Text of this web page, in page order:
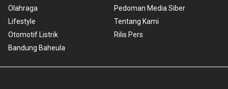
Olahraga
Lifestyle
Otomotif Listrik
Bandung Baheula
Pedoman Media Siber
Tentang Kami
Rilis Pers